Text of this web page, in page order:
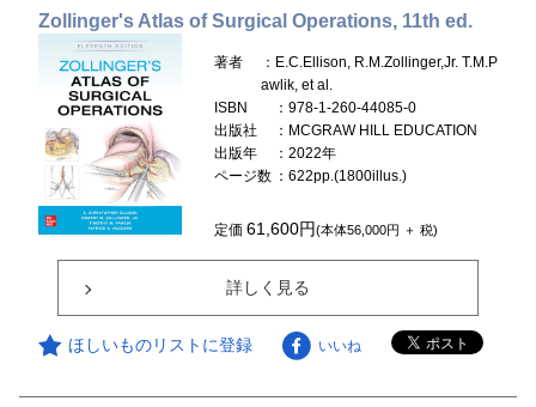
Zollinger's Atlas of Surgical Operations, 11th ed.
著者
：E.C.Ellison, R.M.Zollinger,Jr. T.M.P
awlik, et al.
ISBN
：978-1-260-44085-0
出版社
：MCGRAW HILL EDUCATION
出版年
：2022年
ページ数 ：622pp.(1800illus.)
定価61,600円(本体56,000円 ＋ 税)
詳しく見る
ほしいものリストに登録 いいね